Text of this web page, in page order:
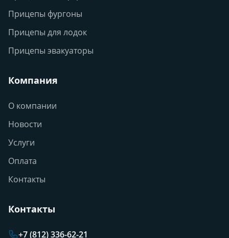
Прицепы фургоны
Прицепы для лодок
Прицепы эвакуаторы
Компания
О компании
Новости
Услуги
Оплата
Контакты
Контакты
+7 (812) 336-62-21